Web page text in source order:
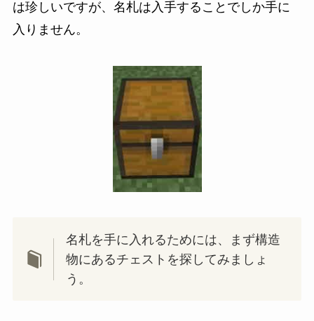
は珍しいですが、名札は入手することでしか手に
入りません。
名札を手に入れるためには、まず構造
物にあるチェストを探してみましょ
う。